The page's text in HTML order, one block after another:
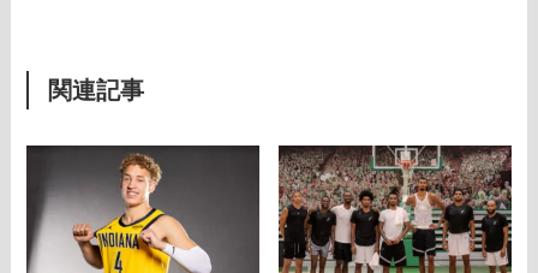
関連記事